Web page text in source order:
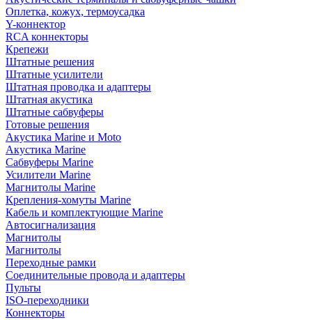
Оплетка, кожух, термоусадка
Y-коннектор
RCA коннекторы
Крепежи
Штатные решения
Штатные усилители
Штатная проводка и адаптеры
Штатная акустика
Штатные сабвуферы
Готовые решения
Акустика Marine и Moto
Акустика Marine
Сабвуферы Marine
Усилители Marine
Магнитолы Marine
Крепления-хомуты Marine
Кабель и комплектующие Marine
Автосигнализация
Магнитолы
Магнитолы
Переходные рамки
Соединительные провода и адаптеры
Пульты
ISO-переходники
Коннекторы